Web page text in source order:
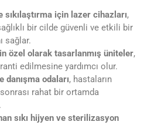
için lazer cihazları,
bir cilde güvenli ve etkili bir
sağlar.
özel olarak tasarlanmış üniteler,
edilmesine yardımcı olur.
odaları, hastaların
rahat bir ortamda
sıkı hijyen ve sterilizasyon